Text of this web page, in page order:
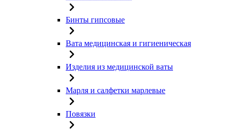
Бинты гипсовые
Вата медицинская и гигиеническая
Изделия из медицинской ваты
Марля и салфетки марлевые
Повязки